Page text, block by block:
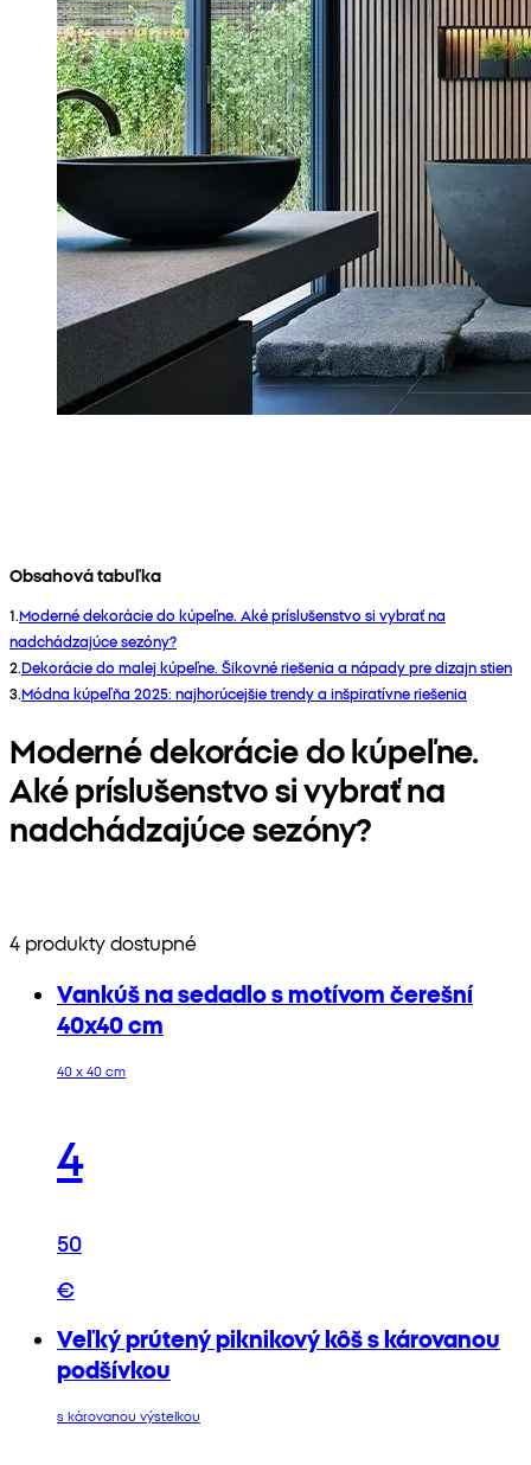
Obsahová tabuľka
1.Moderné dekorácie do kúpeľne. Aké príslušenstvo si vybrať na
nadchádzajúce sezóny?
2.Dekorácie do malej kúpeľne. Šikovné riešenia a nápady pre dizajn stien
3.Módna kúpeľňa 2025: najhorúcejšie trendy a inšpiratívne riešenia
Moderné dekorácie do kúpeľne.
Aké príslušenstvo si vybrať na
nadchádzajúce sezóny?
4 produkty dostupné
Vankúš na sedadlo s motívom čerešní
40x40 cm
40 x 40 cm
4
50
€
Veľký prútený piknikový kôš s károvanou
podšívkou
s károvanou výstelkou